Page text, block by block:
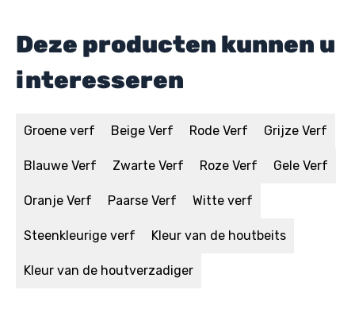
Deze producten kunnen u
interesseren
Groene verf Beige Verf Rode Verf Grijze Verf
Blauwe Verf Zwarte Verf Roze Verf Gele Verf
Oranje Verf Paarse Verf Witte verf
Steenkleurige verf Kleur van de houtbeits
Kleur van de houtverzadiger